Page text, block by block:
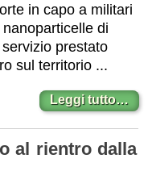
in capo a militari
di
prestato
sul territorio ...
Leggi tutto…
al rientro dalla